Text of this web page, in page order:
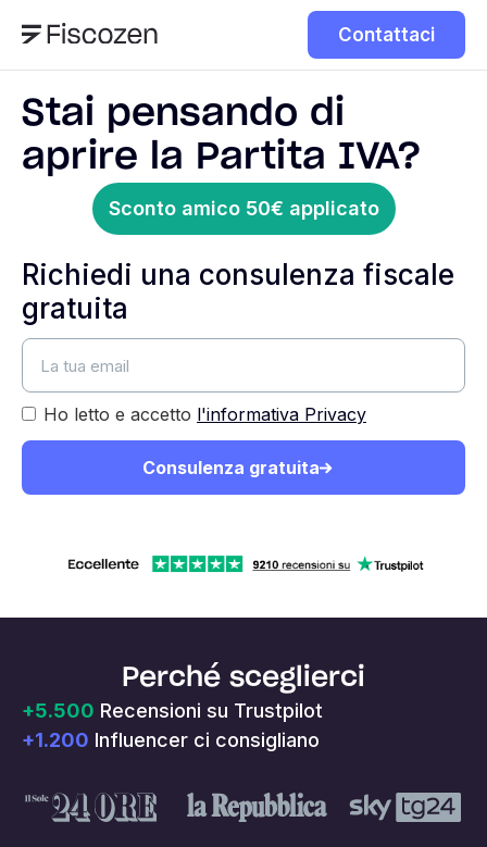
Contattaci
Stai pensando di
aprire la Partita IVA?
Sconto amico 50€ applicato
Richiedi una consulenza fiscale
gratuita
Ho letto e accetto l'informativa Privacy
Consulenza gratuita
Perché sceglierci​
+5.500 Recensioni su Trustpilot
+1.200 Influencer ci consigliano